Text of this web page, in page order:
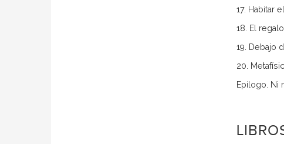
17. Habitar
18. El
19. Debajo
20.
Epílogo. Ni